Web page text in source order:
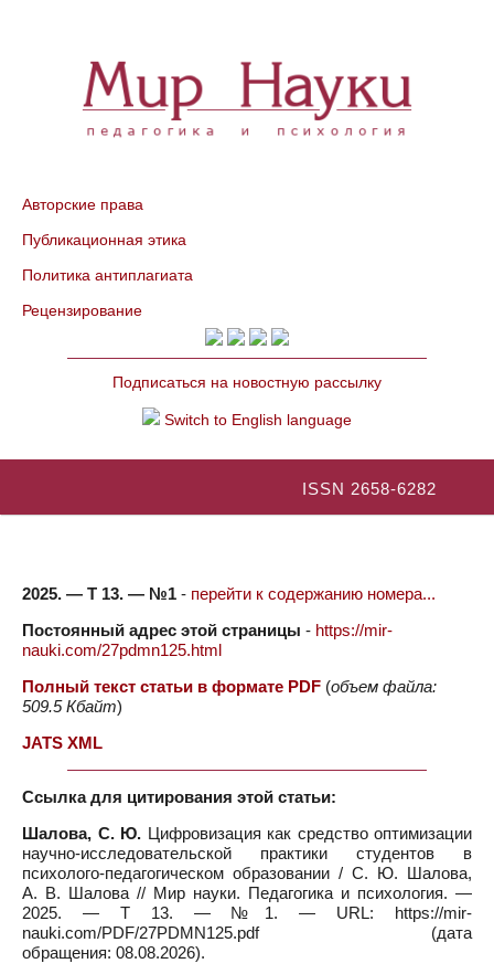
Авторские права
Публикационная этика
Политика антиплагиата
Рецензирование
Подписаться на новостную рассылку
Switch to English language
ISSN 2658-6282
2025. — Т 13. — №1 - перейти к содержанию номера...
Постоянный адрес этой страницы - https://mir-
nauki.com/27pdmn125.html
Полный текст статьи в формате PDF (объем файла:
509.5 Кбайт)
JATS XML
Ссылка для цитирования этой статьи:
Шалова, С. Ю. Цифровизация как средство оптимизации
научно-исследовательской практики студентов в
психолого-педагогическом образовании / С. Ю. Шалова,
А. В. Шалова // Мир науки. Педагогика и психология. —
2025. — Т 13. — №1. — URL: https://mir-
nauki.com/PDF/27PDMN125.pdf (дата
обращения: 08.08.2026).